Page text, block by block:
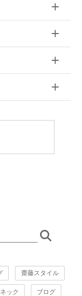
齋藤スタイル
ック ブログ